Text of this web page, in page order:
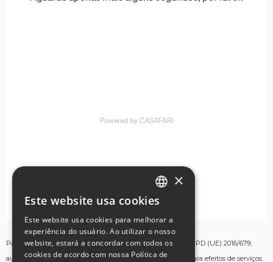
Para os fins estabelecidos no artigo 13º do Regulamento RGPD (UE) 2016/679,
autorizo a recolha e tratamento dos meus dados pessoais para efeitos de serviços
ENGLISH
GERMAN
FRENCH
×
Este website usa cookies
Este website usa cookies para melhorar a
experiência do usuário. Ao utilizar o nosso
website, estará a concordar com todos os
cookies de acordo com nossa Política de